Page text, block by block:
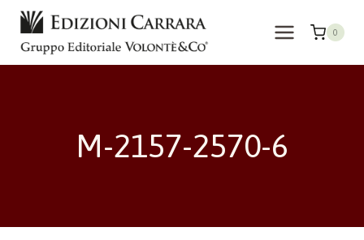
Salta
contenuto
0
M-2157-2570-6